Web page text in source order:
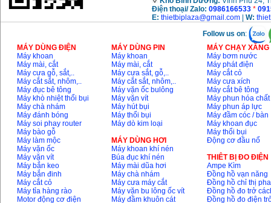
xăng Stihl MS661
Máy cắt góc đa năng
Makita LS1019L
(1510W)
Giá: 14068000
Bộ máy khoan 100
chi tiết Bosch GSB
13RE (650W)
Giá:
Máy khoan Bosch
GSB 16RE (750W)
Giá: 1850000
Điện thoại/ Zalo: 0986166533 *
E: thietbiplaza@gmail.com W:
Follow us on:
MÁY DÙNG ĐIỆN
Máy khoan
Máy mài, cắt
Máy cưa gỗ, sắt,..
Máy cắt sắt, nhôm,..
Máy đục bê tông
Máy khò nhiệt thổi bụi
Máy chà nhám
Máy đánh bóng
Máy soi phay router
Máy bào gỗ
Máy làm mộc
Máy vặn ốc
Máy vặn vít
Máy bắn keo
Máy bắn đinh
Máy cắt cỏ
Máy tỉa hàng rào
Motor động cơ điện
MÁY DÙNG PIN
Máy khoan
Máy mài, cắt
Máy cưa sắt, gỗ,..
Máy cắt sắt, nhôm,..
Máy vặn ốc bulông
Máy vặn vít
Máy hút bụi
Máy thổi bụi
Máy dò kim loại
MÁY DÙNG HƠI
Máy khoan khí nén
Búa đục khí nén
Máy mài dũa hơi
Máy chà nhám
Máy cưa máy cắt
Máy vặn bu lông ốc vít
Máy đầm khuôn cát
MÁY CHẠY
Máy bơm nước
Máy phát điện
Máy cắt cỏ
Máy cưa xích
Máy cắt bê tông
Máy phun hóa chất
Máy phun áp lực
Máy đầm cóc / bàn
Máy khoan đục
Máy thổi bụi
Động cơ đầu nổ
THIÊT BỊ ĐO ĐIỆN
Ampe Kìm
Đồng hồ vạn năng
Đồng hồ chỉ thị pha
Đồng hồ đo trở
Đồng hồ đo điện